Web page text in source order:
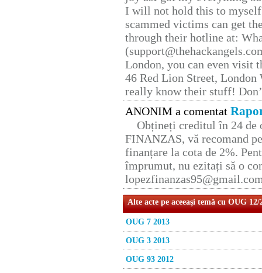
I will not hold this to
scammed victims can get
through their hotline at:
London, you can even visit
46 Red Lion Street, London
really know their stuff!
ANONIM a comentat
Obțineți creditul în 24 de
FINANZAS, vă recomand
finanțare la cota de 2%.
împrumut, nu ezitați să o
Alte acte pe aceeaşi temă cu OUG 12/
OUG 7 2013
OUG 3 2013
OUG 93 2012